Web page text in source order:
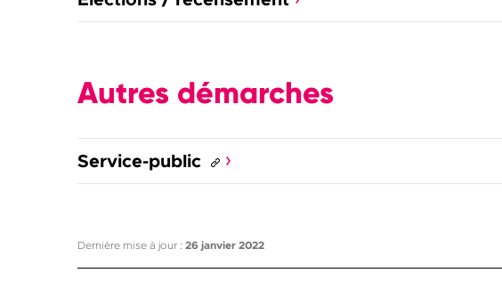
Autres démarches
Service-public
Dernière mise à jour : 26 janvier 2022